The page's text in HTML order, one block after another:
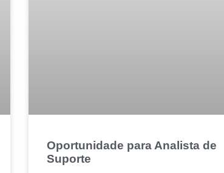
Oportunidade para Analista de
Suporte